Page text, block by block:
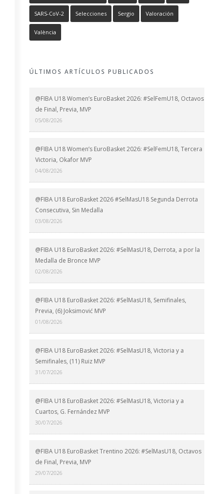
SARS-CoV-2 Selecciones Sergio Valoración
València
ÚLTIMOS ARTÍCULOS PUBLICADOS
@FIBA U18 Women’s EuroBasket 2026: #SelFemU18, Octavos
de Final, Previa, MVP
05/08/2026
@FIBA U18 Women’s EuroBasket 2026: #SelFemU18, Tercera
Victoria, Okafor MVP
04/08/2026
@FIBA U18 EuroBasket 2026 #SelMasU18 Segunda Derrota
Consecutiva, Sin Medalla
03/08/2026
@FIBA U18 EuroBasket 2026: #SelMasU18, Derrota, a por la
Medalla de Bronce MVP
02/08/2026
@FIBA U18 EuroBasket 2026: #SelMasU18, Semifinales,
Previa, (6) Joksimović MVP
01/08/2026
@FIBA U18 EuroBasket 2026: #SelMasU18, Victoria y a
Semifinales, (11) Ruiz MVP
31/07/2026
@FIBA U18 EuroBasket 2026: #SelMasU18, Victoria y a
Cuartos, G. Fernández MVP
30/07/2026
@FIBA U18 EuroBasket Trentino 2026: #SelMasU18, Octavos
de Final, Previa, MVP
29/07/2026